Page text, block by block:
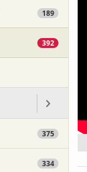
189
392
375
334